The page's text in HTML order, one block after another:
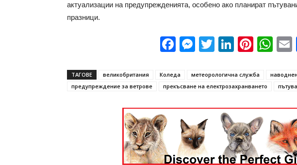
актуализации на предупрежденията, особено ако планират
празници.
Facebook
Messenger
Twitter
LinkedIn
ТАГОВЕ великобритания Коледа метеорологична служба
предупреждение за ветрове
прекъсване на електрозахранването